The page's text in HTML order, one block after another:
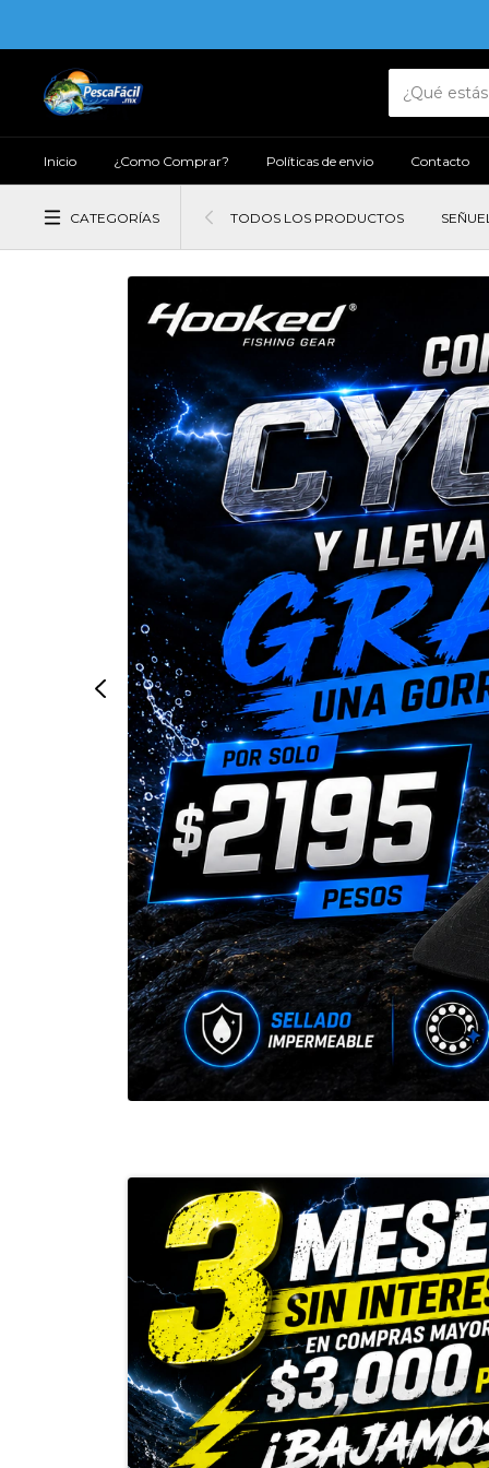
Inicio ¿Como Comprar? Políticas de envio Contacto
CATEGORÍAS TODOS LOS PRODUCTOS